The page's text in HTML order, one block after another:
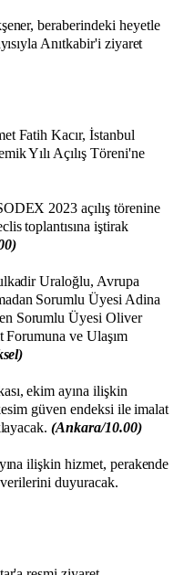
beraberindeki heyetle
Anıtkabir'i ziyaret
Fatih Kacır, İstanbul
Yılı Açılış Töreni'ne
2023 açılış törenine
toplantısına iştirak
Uraloğlu, Avrupa
Sorumlu Üyesi Adina
Sorumlu Üyesi Oliver
ve Ulaşım
ekim ayına ilişkin
güven endeksi ile imalat
(Ankara/10.00)
ilişkin hizmet, perakende
duyuracak.